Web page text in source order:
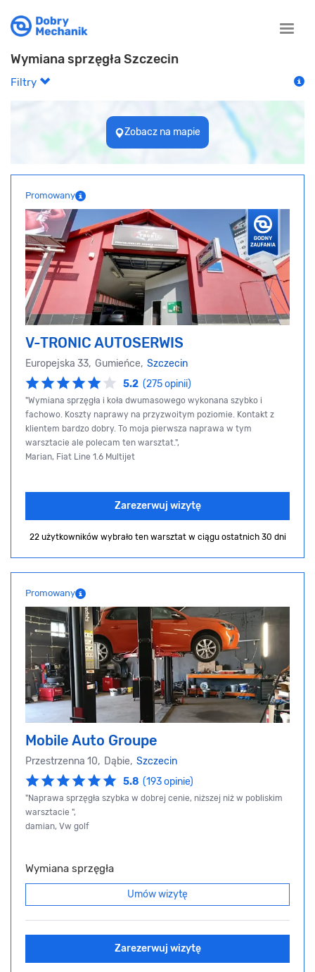
Toggle
Wymiana sprzęgła Szczecin
Filtry
Zobacz na mapie
Promowany
V-TRONIC AUTOSERWIS
Europejska 33, Gumieńce, Szczecin
5.2 (275 opinii)
"Wymiana sprzęgła i koła dwumasowego wykonana szybko i
fachowo. Koszty naprawy na przyzwoitym poziomie. Kontakt z
klientem bardzo dobry. To moja pierwsza naprawa w tym
warsztacie ale polecam ten warsztat.",
Marian, Fiat Line 1.6 Multijet
Zarezerwuj wizytę
22 użytkowników wybrało ten warsztat w ciągu ostatnich 30 dni
Promowany
Mobile Auto Groupe
Przestrzenna 10, Dąbie, Szczecin
5.8 (193 opinie)
"Naprawa sprzęgła szybka w dobrej cenie, niższej niż w pobliskim
warsztacie ",
damian, Vw golf
Wymiana sprzęgła
Umów wizytę
Zarezerwuj wizytę